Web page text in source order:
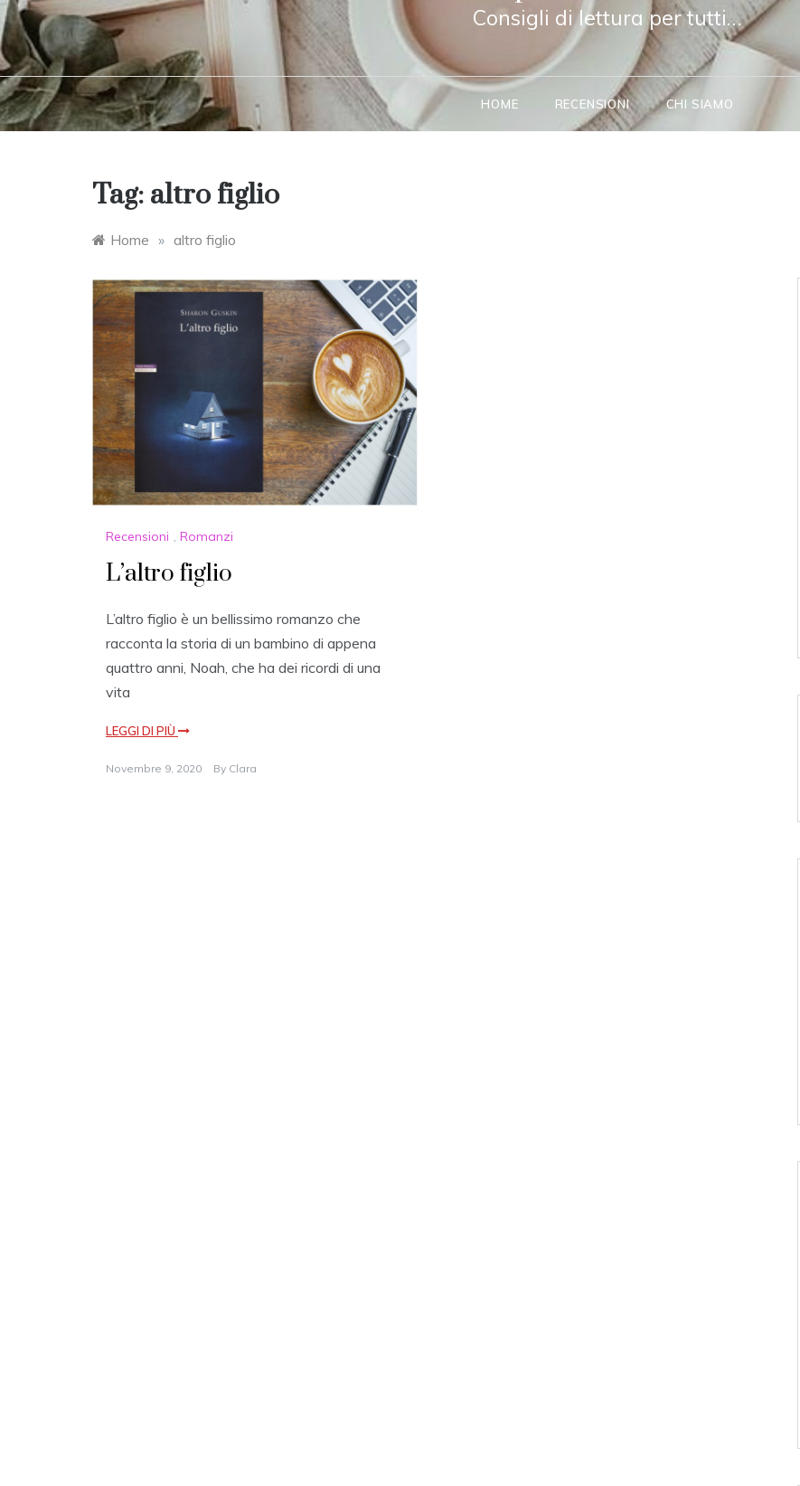
Consigli di lettura per tutti…
HOME RECENSIONI CHI SIAMO
Tag: altro figlio
Home » altro figlio
Recensioni , Romanzi
L’altro figlio
L’altro figlio è un bellissimo romanzo che
racconta la storia di un bambino di appena
quattro anni, Noah, che ha dei ricordi di una
vita
LEGGI DI PIÙ
Novembre 9, 2020 By Clara